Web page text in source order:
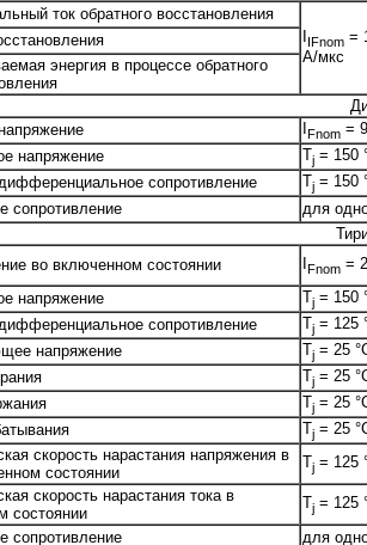
ток обратного восстановления
IIFnom =
A/мкс
энергия в процессе обратного
IFnom =
напряжение Tj = 150
сопротивление Tj = 150
сопротивление
для
во включенном состоянии IFnom =
напряжение Tj = 150
сопротивление Tj = 125
напряжение Tj = 25
Tj = 25
Tj = 25
Tj = 25
скорость нарастания напряжения в
состоянии
Tj = 125
скорость нарастания тока в
состоянии
Tj = 125
сопротивление для